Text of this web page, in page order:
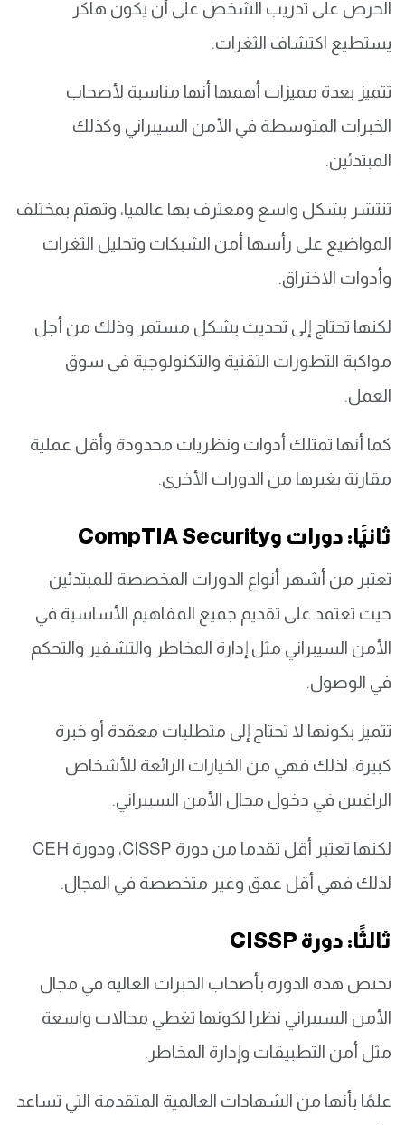
الحرص على تدريب الشخص على أن يكون هاكر
يستطيع اكتشاف الثغرات.
تتميز بعدة مميزات أهمها أنها مناسبة لأصحاب
الخبرات المتوسطة في الأمن السيبراني وكذلك
المبتدئين.
تنتشر بشكل واسع ومعترف بها عالميا، وتهتم بمختلف
المواضيع على رأسها أمن الشبكات وتحليل الثغرات
وأدوات الاختراق.
لكنها تحتاج إلى تحديث بشكل مستمر وذلك من أجل
مواكبة التطورات التقنية والتكنولوجية في سوق
العمل.
كما أنها تمتلك أدوات ونظريات محدودة وأقل عملية
مقارنة بغيرها من الدورات الأخرى.
ثانيََا: دورات وCompTIA Security
تعتبر من أشهر أنواع الدورات المخصصة للمبتدئين
حيث تعتمد على تقديم جميع المفاهيم الأساسية في
الأمن السيبراني مثل إدارة المخاطر والتشفير والتحكم
في الوصول.
تتميز بكونها لا تحتاج إلى متطلبات معقدة أو خبرة
كبيرة، لذلك فهي من الخيارات الرائعة للأشخاص
الراغبين في دخول مجال الأمن السيبراني.
لكنها تعتبر أقل تقدما من دورة CISSP، ودورة CEH
لذلك فهي أقل عمق وغير متخصصة في المجال.
ثالثًا: دورة CISSP
تختص هذه الدورة بأصحاب الخبرات العالية في مجال
الأمن السيبراني نظرا لكونها تغطي مجالات واسعة
مثل أمن التطبيقات وإدارة المخاطر.
علمًا بأنها من الشهادات العالمية المتقدمة التي تساعد